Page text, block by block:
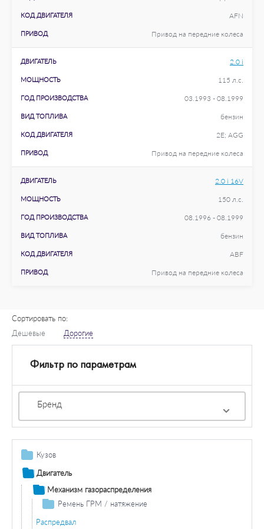
КОД ДВИГАТЕЛЯ AFN
ПРИВОД Привод на передние колеса
ДВИГАТЕЛЬ 2.0 i
МОЩНОСТЬ 115 л.с.
ГОД ПРОИЗВОДСТВА 03.1993 - 08.1999
ВИД ТОПЛИВА бензин
КОД ДВИГАТЕЛЯ 2E; AGG
ПРИВОД Привод на передние колеса
ДВИГАТЕЛЬ 2.0 i 16V
МОЩНОСТЬ 150 л.с.
ГОД ПРОИЗВОДСТВА 08.1996 - 08.1999
ВИД ТОПЛИВА бензин
КОД ДВИГАТЕЛЯ ABF
ПРИВОД Привод на передние колеса
Сортировать по:
Дешевые
Дорогие
Фильтр по параметрам
Бренд
Кузов
Топливный бак / комплектующие
Детали кузова / крыло / буфер
Колесная ниша
Боковина
Остекление / зеркала
Зеркала
Крышки/капоты/двери/люк крыши/складная крыша
Двигатель
Механизм газораспределения
Ремень ГРМ / натяжение
Ремень ГРМ
Распредвал